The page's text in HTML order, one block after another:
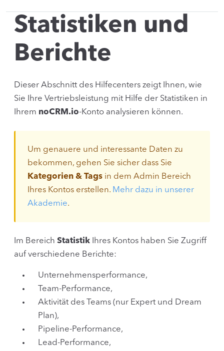
Statistiken und
Berichte
Dieser Abschnitt des Hilfecenters zeigt Ihnen, wie
Sie Ihre Vertriebsleistung mit Hilfe der Statistiken in
Ihrem noCRM.io-Konto analysieren können.
Um genauere und interessante Daten zu
bekommen, gehen Sie sicher dass Sie
Kategorien & Tags in dem Admin Bereich
Ihres Kontos erstellen. Mehr dazu in unserer
Akademie.
Im Bereich Statistik Ihres Kontos haben Sie Zugriff
auf verschiedene Berichte:
Unternehmensperformance,
Team-Performance,
Aktivität des Teams (nur Expert und Dream
Plan),
Pipeline-Performance,
Lead-Performance,